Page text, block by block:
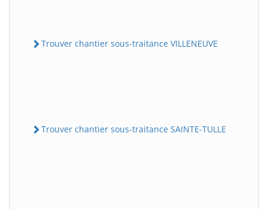
Trouver chantier sous-traitance VILLENEUVE
Trouver chantier sous-traitance SAINTE-TULLE